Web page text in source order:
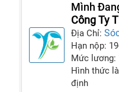
Mình
Giúp Việc
Công Ty
Thiên
Địa Chỉ:
Hạn nộp:
Mức lương:
Hình thức
định